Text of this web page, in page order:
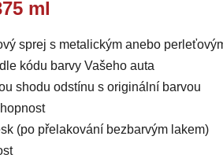
ml
sprej s metalickým anebo
kódu barvy Vašeho auta
shodu odstínu s originální barvou
(po přelakování bezbarvým lakem)